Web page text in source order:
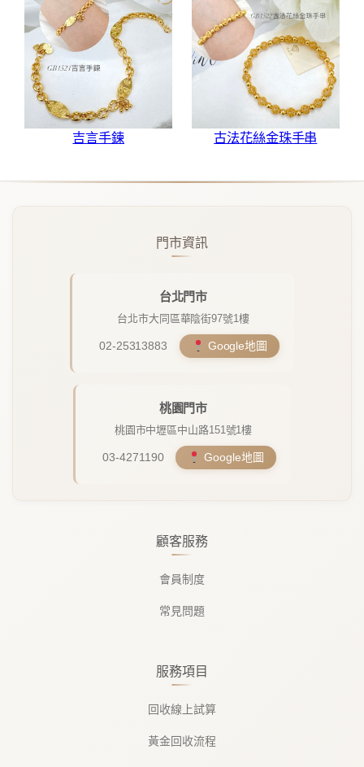
吉言手鍊 古法花絲金珠手串
顧客服務
會員制度
常見問題
服務項目
回收線上試算
黃金回收流程
門市資訊
台北門市
台北市大同區華陰街97號1樓
02-25313883 Google地圖
桃園門市
桃園市中壢區中山路151號1樓
03-4271190 Google地圖